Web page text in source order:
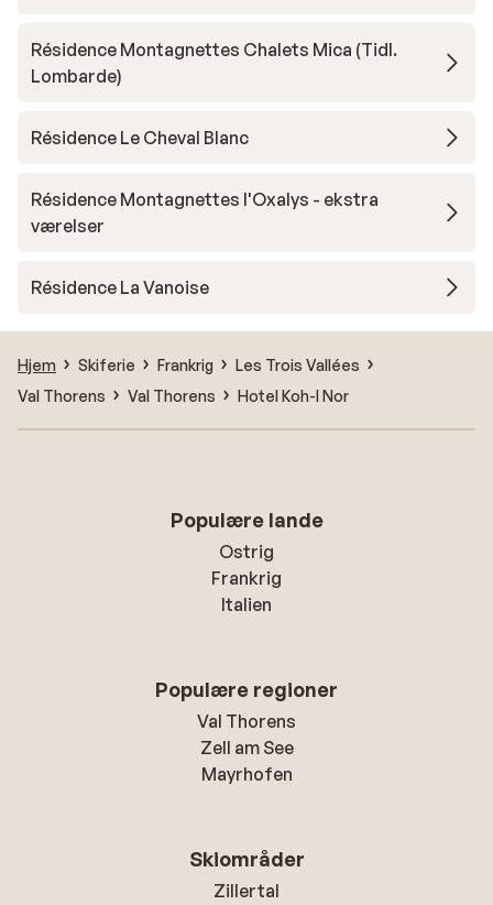
Résidence Montagnettes Chalets Mica (Tidl.
Lombarde)
Résidence Le Cheval Blanc
Résidence Montagnettes l'Oxalys - ekstra
værelser
Résidence La Vanoise
Hjem Skiferie Frankrig
Les Trois Vallées
Val Thorens
Val Thorens Hotel Koh-I Nor
Populære lande
Ostrig
Frankrig
Italien
Populære regioner
Val Thorens
Zell am See
Mayrhofen
Skiområder
Zillertal